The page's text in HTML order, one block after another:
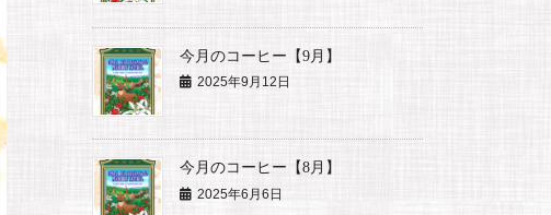
今月のコーヒー【9月】
2025年9月12日
今月のコーヒー【8月】
2025年6月6日